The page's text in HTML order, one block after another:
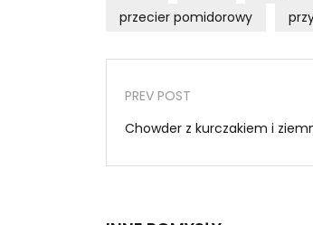
przecier pomidorowy
PREV POST
Chowder z kurczakiem i